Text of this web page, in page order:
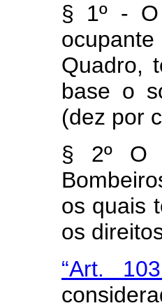
§ 1º - O
Quadro,
base o
(dez por
§ 2º O
os quais
os
“Art.